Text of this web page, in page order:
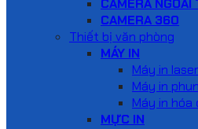
CAMERA NGOÀI
CAMERA 360
Thiết bị văn phòng
MÁY IN
Máy in laser
Máy in phun
Máy in
MỰC IN